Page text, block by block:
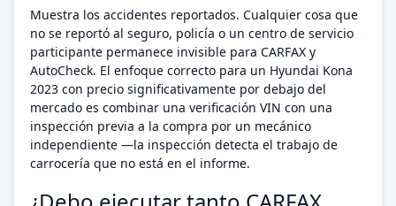
Muestra los accidentes reportados. Cualquier cosa que
no se reportó al seguro, policía o un centro de servicio
participante permanece invisible para CARFAX y
AutoCheck. El enfoque correcto para un Hyundai Kona
2023 con precio significativamente por debajo del
mercado es combinar una verificación VIN con una
inspección previa a la compra por un mecánico
independiente —la inspección detecta el trabajo de
carrocería que no está en el informe.